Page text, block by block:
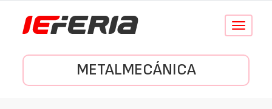
Conmutar
METALMECÁNICA